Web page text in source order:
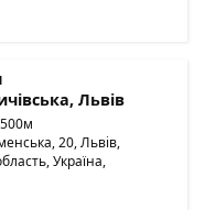
Львів
20, Львів,
Україна,